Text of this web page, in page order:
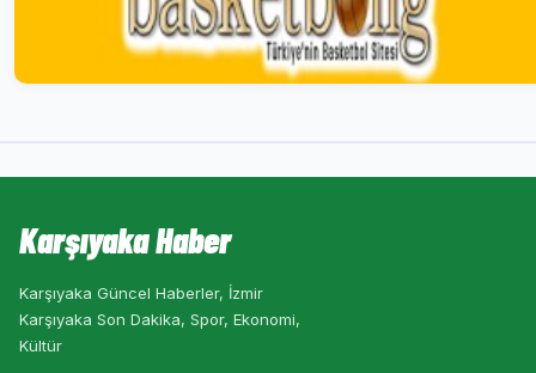
Karşıyaka Haber
Karşıyaka Güncel Haberler, İzmir
Karşıyaka Son Dakika, Spor, Ekonomi,
Kültür